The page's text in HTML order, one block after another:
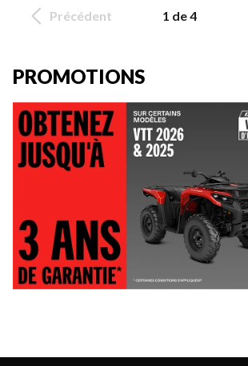
Précédent 1 de 4
PROMOTIONS